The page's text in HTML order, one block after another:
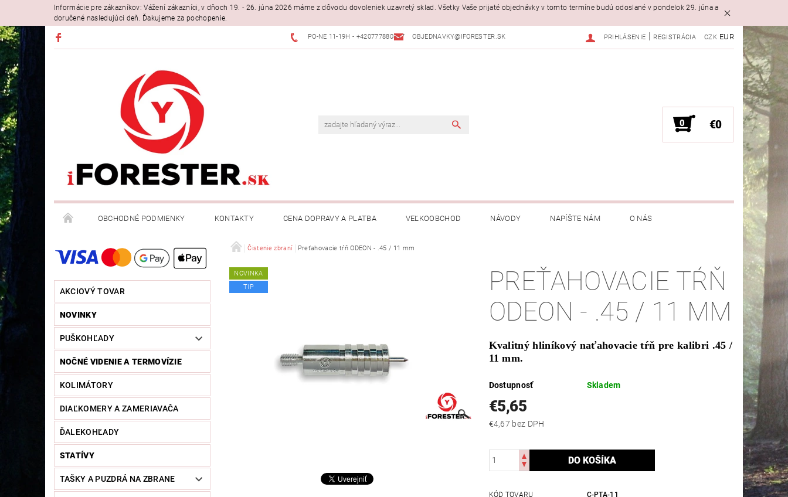
Informácie pre zákazníkov: Vážení zákazníci, v dňoch 19. - 26. júna 2026 máme z dôvodu dovoleniek uzavretý sklad. Všetky Vaše prijaté objednávky v tomto termíne budú odoslané v pondelok 29. júna a
doručené nasledujúci deň. Ďakujeme za pochopenie.
PO-NE 11-19H - +420777880397 OBJEDNAVKY@IFORESTER.SK CZK EUR
PRIHLÁSENIE REGISTRÁCIA
0 €0
OBCHODNÉ PODMIENKY KONTAKTY CENA DOPRAVY A PLATBA VEĽKOOBCHOD NÁVODY NAPÍŠTE NÁM O NÁS
AKCIOVÝ TOVAR
NOVINKY
PUŠKOHĽADY
NOČNÉ VIDENIE A TERMOVÍZIE
KOLIMÁTORY
DIAĽKOMERY A ZAMERIAVAČA
ĎALEKOHĽADY
STATÍVY
TAŠKY A PUZDRÁ NA ZBRANE
Čistenie zbraní Preťahovacie tŕň ODEON - .45 / 11 mm
NOVINKA
TIP
PREŤAHOVACIE TŔŇ
ODEON - .45 / 11 MM
Kvalitný hliníkový naťahovacie tŕň pre kalibri .45 /
11 mm.
Dostupnosť Skladem
€5,65
€4,67 bez DPH
KÓD TOVARU
C-PTA-11